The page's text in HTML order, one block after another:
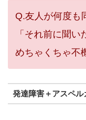
Q.友人が何度も
「それ前に聞い
めちゃくちゃ不
発達障害＋アスペル